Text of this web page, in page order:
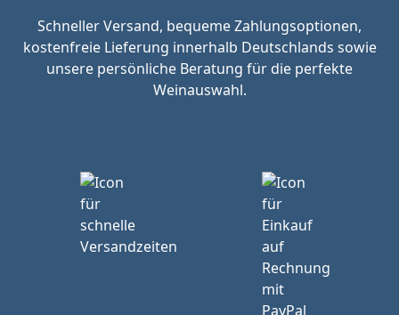
Schneller Versand, bequeme Zahlungsoptionen,
kostenfreie Lieferung innerhalb Deutschlands sowie
unsere persönliche Beratung für die perfekte
Weinauswahl.